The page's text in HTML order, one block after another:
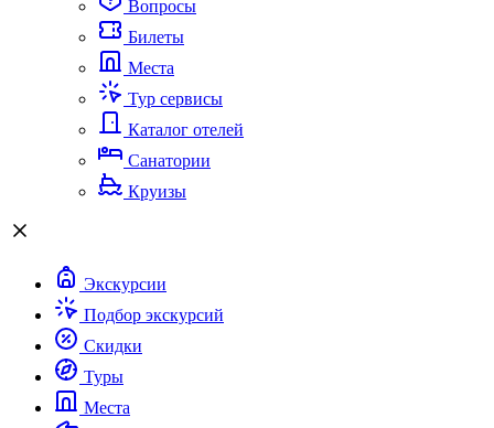
Вопросы
Билеты
Места
Тур сервисы
Каталог отелей
Санатории
Круизы
Экскурсии
Подбор экскурсий
Скидки
Туры
Места